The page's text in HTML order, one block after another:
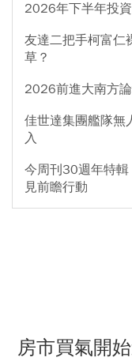
2026年下半年投
友達二把手柯富仁
草？
2026前進大南方
佳世達集團艦隊無
入
今周刊30週年特
見前瞻行動
房市買氣開